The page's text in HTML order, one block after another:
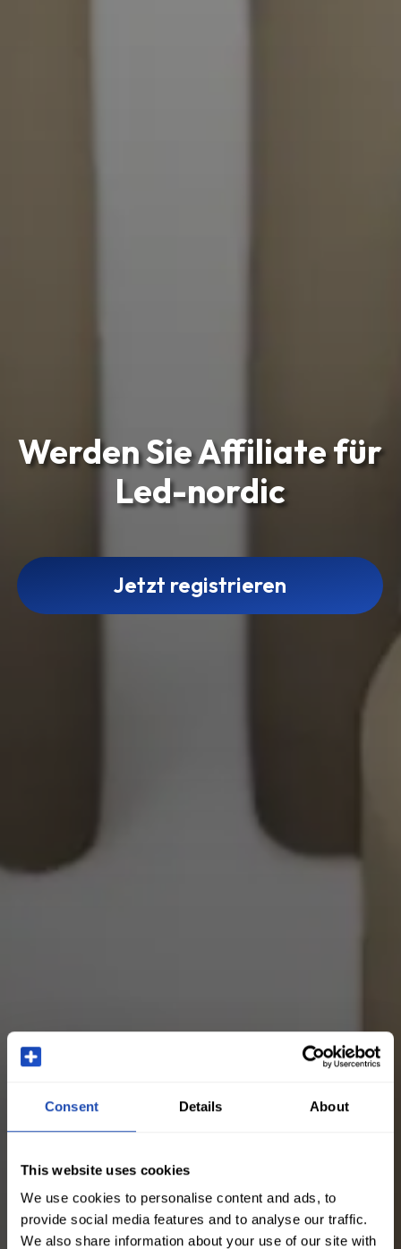
Consent Details About
This website uses cookies
We use cookies to personalise content and ads, to
provide social media features and to analyse our traffic.
We also share information about your use of our site with
Werden Sie Affiliate für
Led-nordic
Jetzt registrieren